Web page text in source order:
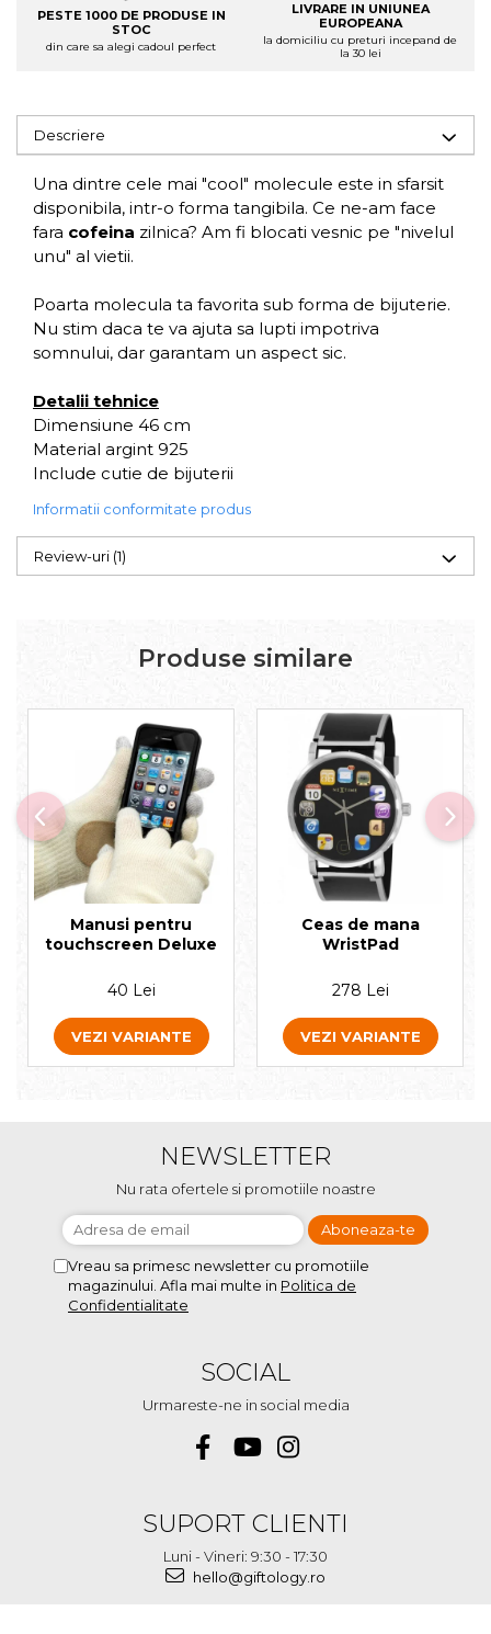
PESTE 1000 DE PRODUSE IN
STOC
din care sa alegi cadoul perfect
LIVRARE IN UNIUNEA
EUROPEANA
la domiciliu cu preturi incepand de
la 30 lei
Descriere
Una dintre cele mai "cool" molecule este in sfarsit
disponibila, intr-o forma tangibila. Ce ne-am face
fara cofeina zilnica? Am fi blocati vesnic pe "nivelul
unu" al vietii.
Poarta molecula ta favorita sub forma de bijuterie.
Nu stim daca te va ajuta sa lupti impotriva
somnului, dar garantam un aspect sic.
Detalii tehnice
Dimensiune 46 cm
Material argint 925
Include cutie de bijuterii
Informatii conformitate produs
Review-uri (1)
Produse similare
Manusi pentru
touchscreen Deluxe
40 Lei
VEZI VARIANTE
Ceas de mana
WristPad
278 Lei
VEZI VARIANTE
NEWSLETTER
Nu rata ofertele si promotiile noastre
Vreau sa primesc newsletter cu promotiile
magazinului. Afla mai multe in Politica de
Confidentialitate
SOCIAL
Urmareste-ne in social media
SUPORT CLIENTI
Luni - Vineri: 9:30 - 17:30
hello@giftology.ro